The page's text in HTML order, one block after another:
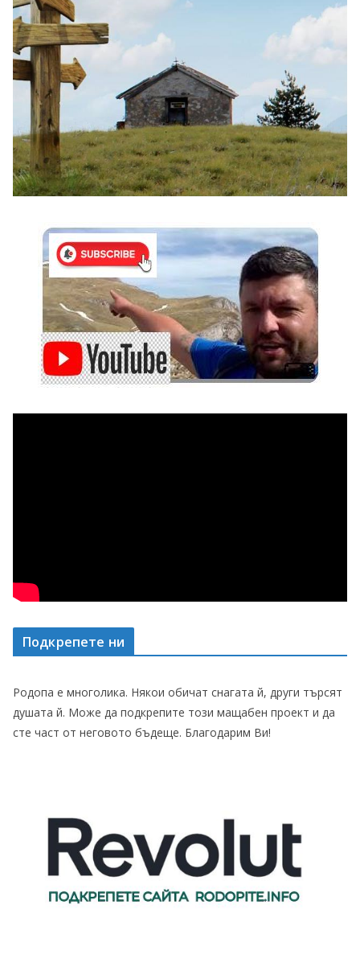
Подкрепете ни
Родопа е многолика. Някои обичат снагата й, други търсят
душата й. Може да подкрепите този мащабен проект и да
сте част от неговото бъдеще. Благодарим Ви!